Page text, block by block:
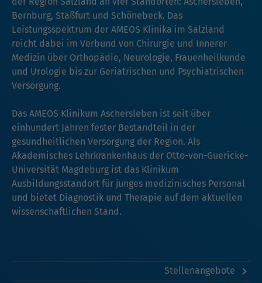
Bernburg, Staßfurt und Schönebeck. Das
Leistungsspektrum der AMEOS Klinika im Salzland
reicht dabei im Verbund von Chirurgie und Innerer
Medizin über Orthopädie, Neurologie, Frauenheilkunde
und Urologie bis zur Geriatrischen und Psychiatrischen
Versorgung.
Das AMEOS Klinikum Aschersleben ist seit über
einhundert Jahren fester Bestandteil in der
gesundheitlichen Versorgung der Region. Als
Akademisches Lehrkrankenhaus der Otto-von-Guericke-
Universität Magdeburg ist das Klinikum
Ausbildungsstandort für junges medizinisches Personal
und bietet Diagnostik und Therapie auf dem aktuellen
wissenschaftlichen Stand.
Stellenangebote